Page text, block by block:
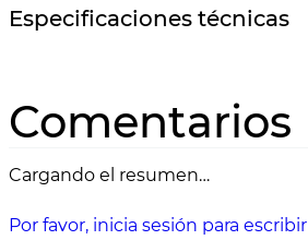
Especificaciones técnicas
Comentarios
Cargando el resumen…
Por favor, inicia sesión para